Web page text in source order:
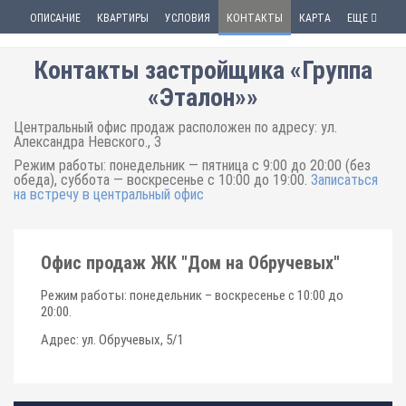
ОПИСАНИЕ КВАРТИРЫ УСЛОВИЯ КОНТАКТЫ КАРТА ЕЩЕ
Контакты застройщика «Группа
«Эталон»»
Центральный офис продаж расположен по адресу: ул.
Александра Невского., 3
Режим работы: понедельник — пятница с 9:00 до 20:00 (без
обеда), суббота — воскресенье с 10:00 до 19:00. Записаться
на встречу в центральный офис
Офис продаж ЖК "Дом на Обручевых"
Режим работы: понедельник – воскресенье с 10:00 до
20:00.
Адрес: ул. Обручевых, 5/1